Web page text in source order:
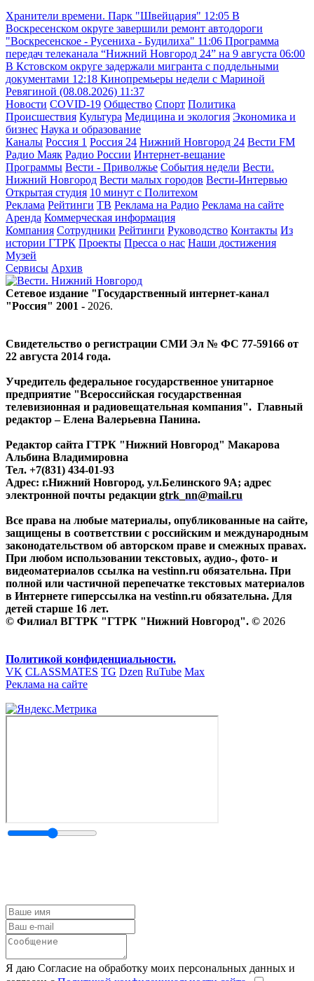
Хранители времени. Парк "Швейцария" 12:05 В
Воскресенском округе завершили ремонт автодороги
"Воскресенское - Русениха - Будилиха" 11:06 Программа
передач телеканала “Нижний Новгород 24” на 9 августа 06:00
В Кстовском округе задержали мигранта с поддельными
документами 12:18 Кинопремьеры недели с Мариной
Ревягиной (08.08.2026) 11:37
Новости COVID-19 Общество Спорт Политика
Происшествия Культура Медицина и экология Экономика и
бизнес Наука и образование
Каналы Россия 1 Россия 24 Нижний Новгород 24 Вести FM
Радио Маяк Радио России Интернет-вещание
Программы Вести - Приволжье События недели Вести.
Нижний Новгород Вести малых городов Вести-Интервью
Открытая студия 10 минут с Политехом
Реклама Рейтинги ТВ Реклама на Радио Реклама на сайте
Аренда Коммерческая информация
Компания Сотрудники Рейтинги Руководство Контакты Из
истории ГТРК Проекты Пресса о нас Наши достижения
Музей
Сервисы Архив
Сетевое издание "Государственный интернет-канал
"Россия" 2001 - 2026.
Свидетельство о регистрации СМИ Эл № ФС 77-59166 от
22 августа 2014 года.
Учредитель федеральное государственное унитарное
предприятие "Всероссийская государственная
телевизионная и радиовещательная компания". Главный
редактор – Елена Валерьевна Панина.
Редактор сайта ГТРК "Нижний Новгород" Макарова
Альбина Владимировна
Тел. +7(831) 434-01-93
Адрес: г.Нижний Новгород, ул.Белинского 9А; адрес
электронной почты редакции gtrk_nn@mail.ru
Все права на любые материалы, опубликованные на сайте,
защищены в соответствии с российским и международным
законодательством об авторском праве и смежных правах.
При любом использовании текстовых, аудио-, фото- и
видеоматериалов ссылка на vestinn.ru обязательна. При
полной или частичной перепечатке текстовых материалов
в Интернете гиперссылка на vestinn.ru обязательна. Для
детей старше 16 лет.
© Филиал ВГТРК "ГТРК "Нижний Новгород". © 2026
Политикой конфиденциальности.
VK CLASSMATES TG Dzen RuTube Max
Реклама на сайте
Я даю Согласие на обработку моих персональных данных и